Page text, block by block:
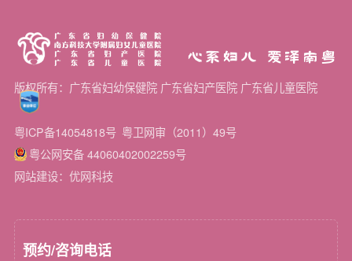
心系妇儿 爱泽南粤
版权所有：广东省妇幼保健院 广东省妇产医院 广东省儿童医院
粤ICP备14054818号 粤卫网审（2011）49号
粤公网安备 44060402002259号
网站建设：优网科技
预约/咨询电话